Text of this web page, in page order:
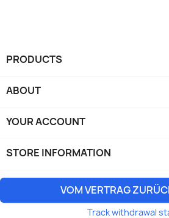
PRODUCTS
ABOUT
YOUR ACCOUNT
STORE INFORMATION
VOM VERTRAG
Track withdrawal